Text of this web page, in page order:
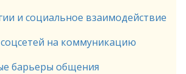
и социальное взаимодействие
на коммуникацию
барьеры общения